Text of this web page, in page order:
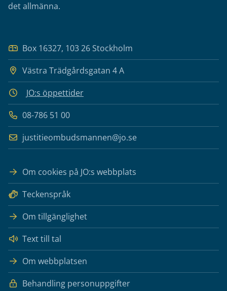
det allmänna.
Box 16327, 103 26 Stockholm
Västra Trädgårdsgatan 4 A
JO:s öppettider
08-786 51 00
justitieombudsmannen@jo.se
Om cookies på JO:s webbplats
Teckenspråk
Om tillgänglighet
Text till tal
Om webbplatsen
Behandling personuppgifter